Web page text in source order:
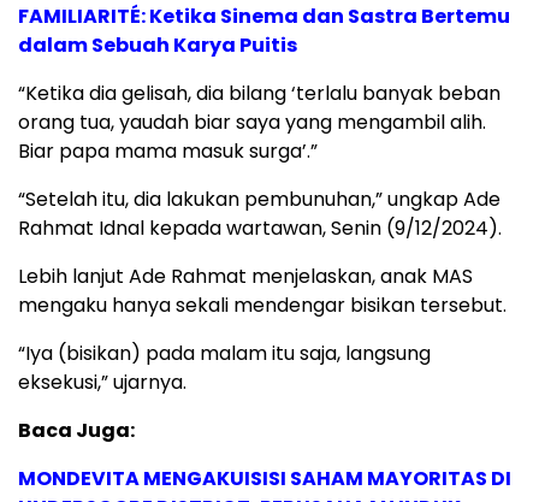
FAMILIARITÉ: Ketika Sinema dan Sastra Bertemu
dalam Sebuah Karya Puitis
“Ketika dia gelisah, dia bilang ‘terlalu banyak beban
orang tua, yaudah biar saya yang mengambil alih.
Biar papa mama masuk surga’.”
“Setelah itu, dia lakukan pembunuhan,” ungkap Ade
Rahmat Idnal kepada wartawan, Senin (9/12/2024).
Lebih lanjut Ade Rahmat menjelaskan, anak MAS
mengaku hanya sekali mendengar bisikan tersebut.
“Iya (bisikan) pada malam itu saja, langsung
eksekusi,” ujarnya.
Baca Juga:
MONDEVITA MENGAKUISISI SAHAM MAYORITAS DI